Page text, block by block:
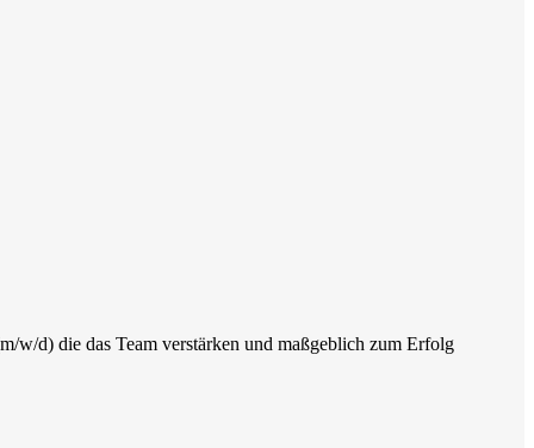
w/d) die das Team verstärken und maßgeblich zum Erfolg